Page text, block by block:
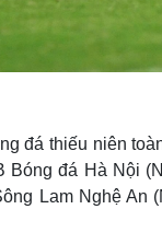
đá thiếu niên
Bóng đá Hà Nội
Lam Nghệ An